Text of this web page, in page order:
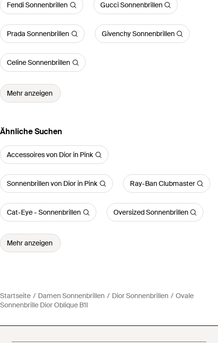
Fendi Sonnenbrillen Gucci Sonnenbrillen
Prada Sonnenbrillen Givenchy Sonnenbrillen
Celine Sonnenbrillen
Mehr anzeigen
Ähnliche Suchen
Accessoires von Dior in Pink
Sonnenbrillen von Dior in Pink Ray-Ban Clubmaster
Cat-Eye - Sonnenbrillen Oversized Sonnenbrillen
Mehr anzeigen
Startseite Damen Sonnenbrillen Dior Sonnenbrillen
Ovale
Sonnenbrille Dior Oblique B1I